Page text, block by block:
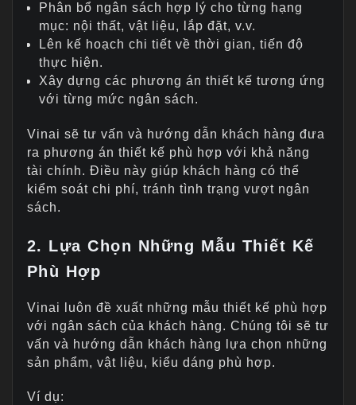
Phân bổ ngân sách hợp lý cho từng hạng
mục: nội thất, vật liệu, lắp đặt, v.v.
Lên kế hoạch chi tiết về thời gian, tiến độ
thực hiện.
Xây dựng các phương án thiết kế tương ứng
với từng mức ngân sách.
Vinai sẽ tư vấn và hướng dẫn khách hàng đưa
ra phương án thiết kế phù hợp với khả năng
tài chính. Điều này giúp khách hàng có thể
kiểm soát chi phí, tránh tình trạng vượt ngân
sách.
2. Lựa Chọn Những Mẫu Thiết Kế
Phù Hợp
Vinai luôn đề xuất những mẫu thiết kế phù hợp
với ngân sách của khách hàng. Chúng tôi sẽ tư
vấn và hướng dẫn khách hàng lựa chọn những
sản phẩm, vật liệu, kiểu dáng phù hợp.
Ví dụ: